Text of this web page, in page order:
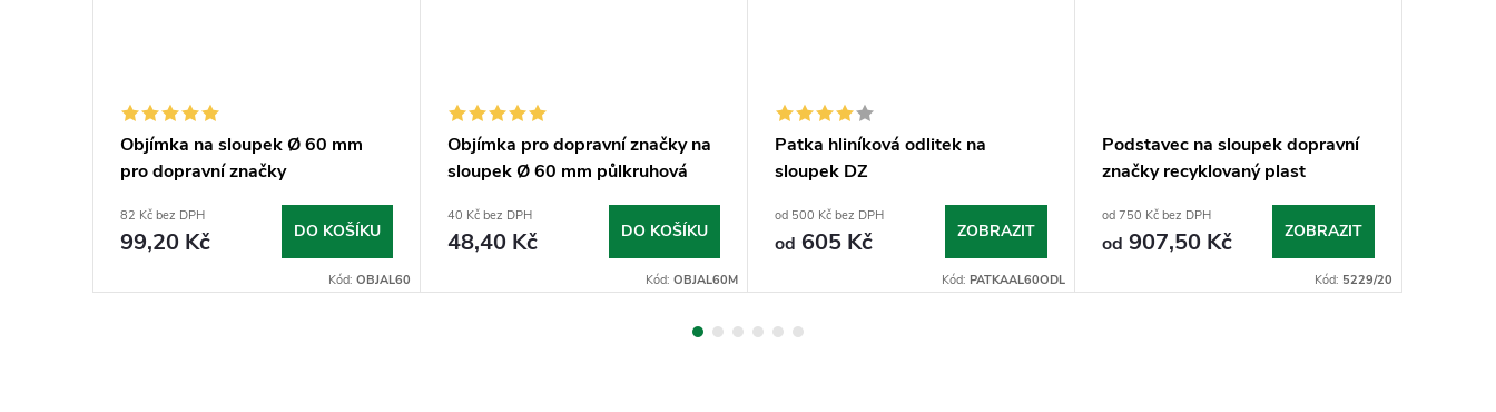
Objímka na sloupek Ø 60 mm
pro dopravní značky
82 Kč bez DPH
99,20 Kč DO KOŠÍKU
Kód: OBJAL60
Objímka pro dopravní značky na
sloupek Ø 60 mm půlkruhová
40 Kč bez DPH
48,40 Kč DO KOŠÍKU
Kód: OBJAL60M
Patka hliníková odlitek na
sloupek DZ
od 500 Kč bez DPH
od 605 Kč ZOBRAZIT
Kód: PATKAAL60ODL
Podstavec na sloupek dopravní
značky recyklovaný plast
od 750 Kč bez DPH
od 907,50 Kč ZOBRAZIT
Kód: 5229/20